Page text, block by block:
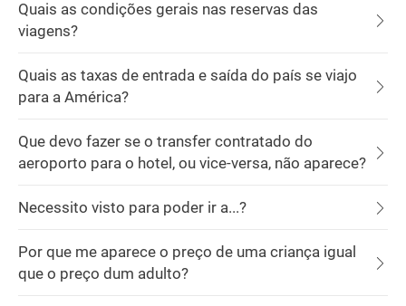
Quais as condições gerais nas reservas das
viagens?
Quais as taxas de entrada e saída do país se viajo
para a América?
Que devo fazer se o transfer contratado do
aeroporto para o hotel, ou vice-versa, não aparece?
Necessito visto para poder ir a...?
Por que me aparece o preço de uma criança igual
que o preço dum adulto?